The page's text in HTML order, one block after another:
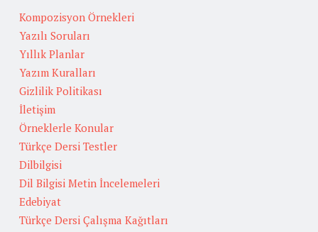
Kompozisyon Örnekleri
Yazılı Soruları
Yıllık Planlar
Yazım Kuralları
Gizlilik Politikası
İletişim
Örneklerle Konular
Türkçe Dersi Testler
Dilbilgisi
Dil Bilgisi Metin İncelemeleri
Edebiyat
Türkçe Dersi Çalışma Kağıtları